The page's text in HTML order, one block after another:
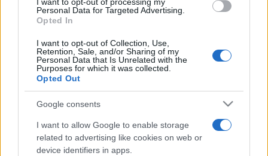
Personal Data for Targeted Advertising.
Opted In
I want to opt-out of Collection, Use,
Retention, Sale, and/or Sharing of my
Personal Data that Is Unrelated with the
Purposes for which it was collected.
Opted Out
Google consents
I want to allow Google to enable storage
related to advertising like cookies on web or
device identifiers in apps.
Programajánló
előadások, workshopok, kiállítások, cirkusz és
képzőművészeti helyszínek várják az érdeklődőket a 32.
alkalommal jelentkező Sziget Fesztiválon augusztus 11. és
15. között, pontosabban augusztus 9. és 15. között, mert az
nap is. Egy kis ízelítő a programkínálatból.